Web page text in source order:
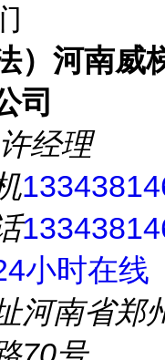
）河南威
司
许经理
小时在线
河南省郑